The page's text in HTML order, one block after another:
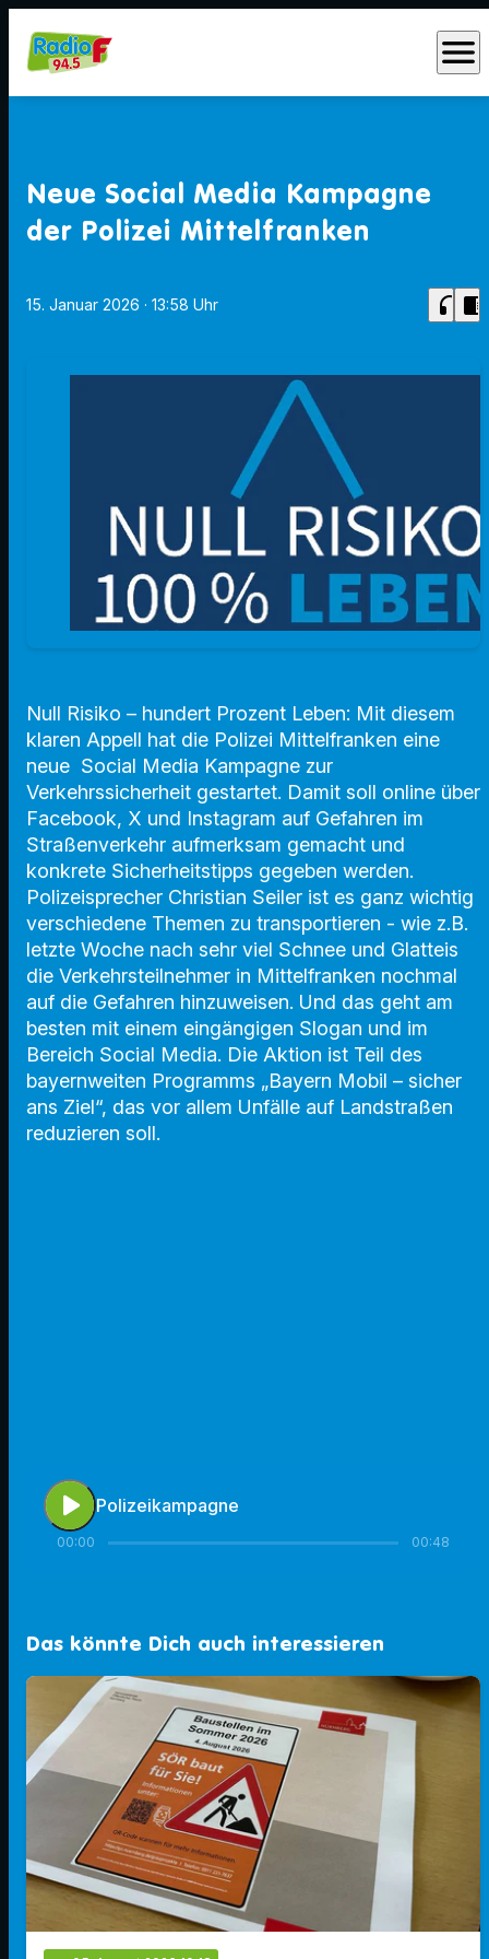
menu
Neue Social Media Kampagne
der Polizei Mittelfranken
15. Januar 2026 · 13:58 Uhr headphones chrome_reader_mode
Null Risiko – hundert Prozent Leben: Mit diesem
klaren Appell hat die Polizei Mittelfranken eine
neue Social Media Kampagne zur
Verkehrssicherheit gestartet. Damit soll online über
Facebook, X und Instagram auf Gefahren im
Straßenverkehr aufmerksam gemacht und
konkrete Sicherheitstipps gegeben werden.
Polizeisprecher Christian Seiler ist es ganz wichtig
verschiedene Themen zu transportieren - wie z.B.
letzte Woche nach sehr viel Schnee und Glatteis
die Verkehrsteilnehmer in Mittelfranken nochmal
auf die Gefahren hinzuweisen. Und das geht am
besten mit einem eingängigen Slogan und im
Bereich Social Media. Die Aktion ist Teil des
bayernweiten Programms „Bayern Mobil – sicher
ans Ziel“, das vor allem Unfälle auf Landstraßen
reduzieren soll.
play_arrow Polizeikampagne
00:00 00:48
Das könnte Dich auch interessieren